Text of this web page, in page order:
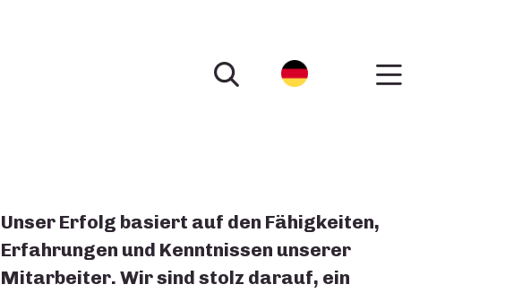
Unser Erfolg basiert auf den Fähigkeiten,
Erfahrungen und Kenntnissen unserer
Mitarbeiter. Wir sind stolz darauf, ein